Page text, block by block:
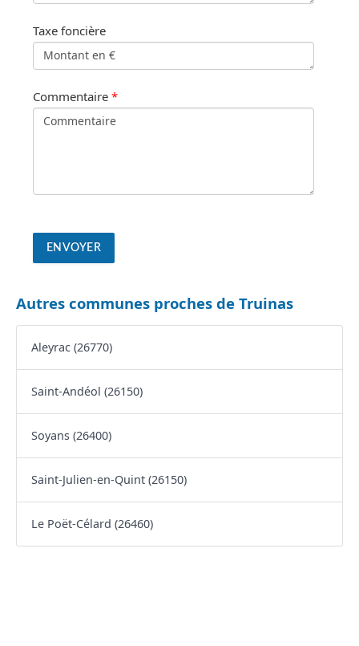
Taxe foncière
Commentaire *
Autres communes proches de Truinas
Aleyrac (26770)
Saint-Andéol (26150)
Soyans (26400)
Saint-Julien-en-Quint (26150)
Le Poët-Célard (26460)